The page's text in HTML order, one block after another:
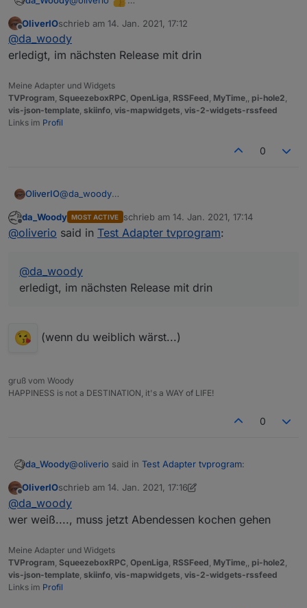
prob! nur deine 125% sind für mich das problem.
das wär schön, wenn einstellbar. bei CSS bin ich
bisschen besser als ne kuh beim eislaufen... :D
Offline
OliverIOschrieb am 14. Jan. 2021, 17:12
zuletzt editiert von
@da_woody
erledigt, im nächsten Release mit drin
Meine Adapter und Widgets
TVProgram, SqueezeboxRPC, OpenLiga, RSSFeed, MyTime,, pi-hole2,
vis-json-template, skiinfo, vis-mapwidgets, vis-2-widgets-rssfeed
Links im Profil
0
OliverIO@da_woody
Offline
da_Woody MOST ACTIVE schrieb am 14. Jan. 2021, 17:14
zuletzt editiert von
@oliverio said in Test Adapter tvprogram:
@da_woody
erledigt, im nächsten Release mit drin
(wenn du weiblich wärst...)
gruß vom Woody
HAPPINESS is not a DESTINATION, it's a WAY of LIFE!
0
da_Woody@oliverio said in Test Adapter tvprogram:
erledigt, im nächsten Release mit drin
(wenn du weiblich wärst...)
Offline
OliverIOschrieb am 14. Jan. 2021, 17:16
zuletzt editiert von OliverIO
@da_woody
wer weiß...., muss jetzt Abendessen kochen gehen
Meine Adapter und Widgets
TVProgram SqueezeboxRPC OpenLiga RSSFeed MyTime pi-hole2
vis-json-template skiinfo vis-mapwidgets vis-2-widgets-rssfeed
Links im Profil